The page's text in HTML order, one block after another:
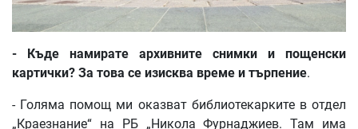
- Къде намирате архивните снимки и
пощенски
картички? За това се изисква време и търпение.
- Голяма помощ ми оказват библиотекарките в отдел
„Краезнание“ на РБ „Никола Фурнаджиев. Там има